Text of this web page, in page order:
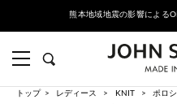
熊本地域地震の影響による
トップ レディース KNIT
ポロ